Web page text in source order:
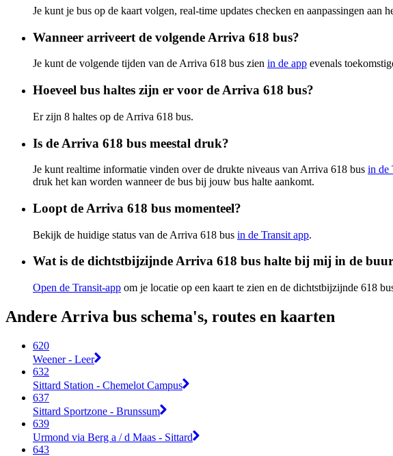
Je kunt je bus op de kaart volgen, real-time updates checken en aanpassingen aan
Wanneer arriveert de volgende Arriva 618 bus?
Je kunt de volgende tijden van de Arriva 618 bus zien in de app evenals
Hoeveel bus haltes zijn er voor de Arriva 618 bus?
Er zijn 8 haltes op de Arriva 618 bus.
Is de Arriva 618 bus meestal druk?
Je kunt realtime informatie vinden over de drukte niveaus van Arriva 618 bus in de
druk het kan worden wanneer de bus bij jouw bus halte aankomt.
Loopt de Arriva 618 bus momenteel?
Bekijk de huidige status van de Arriva 618 bus in de Transit app.
Wat is de dichtstbijzijnde Arriva 618 bus halte bij mij in de
Open de Transit-app om je locatie op een kaart te zien en de dichtstbijzijnde 618
Andere Arriva bus schema's, routes en kaarten
620
Weener - Leer
632
Sittard Station - Chemelot Campus
637
Sittard Sportzone - Brunssum
639
Urmond via Berg a / d Maas - Sittard
643